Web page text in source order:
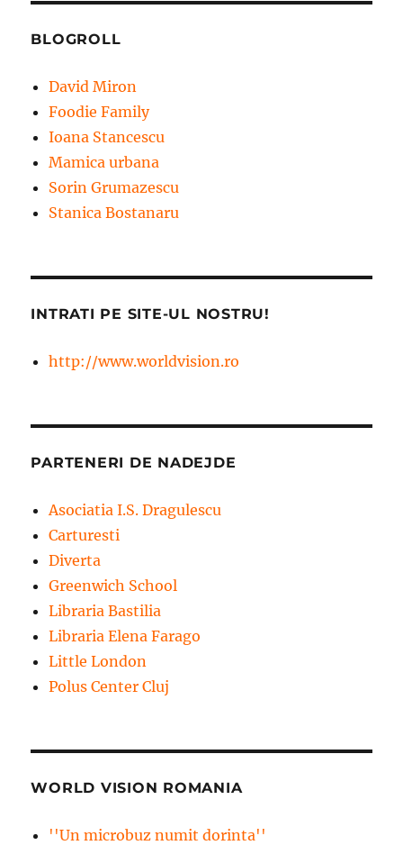
BLOGROLL
David Miron
Foodie Family
Ioana Stancescu
Mamica urbana
Sorin Grumazescu
Stanica Bostanaru
INTRATI PE SITE-UL NOSTRU!
http://www.worldvision.ro
PARTENERI DE NADEJDE
Asociatia I.S. Dragulescu
Carturesti
Diverta
Greenwich School
Libraria Bastilia
Libraria Elena Farago
Little London
Polus Center Cluj
WORLD VISION ROMANIA
''Un microbuz numit dorinta''